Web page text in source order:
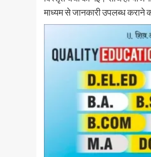
माध्यम से जानकारी उपलब्ध कराने